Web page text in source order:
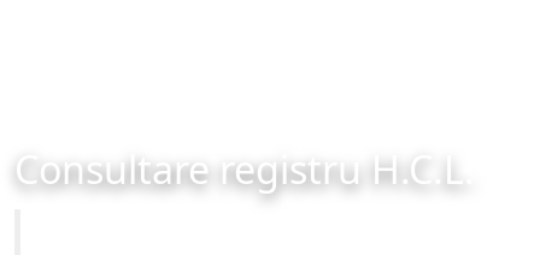
Consultare registru H.C.L.